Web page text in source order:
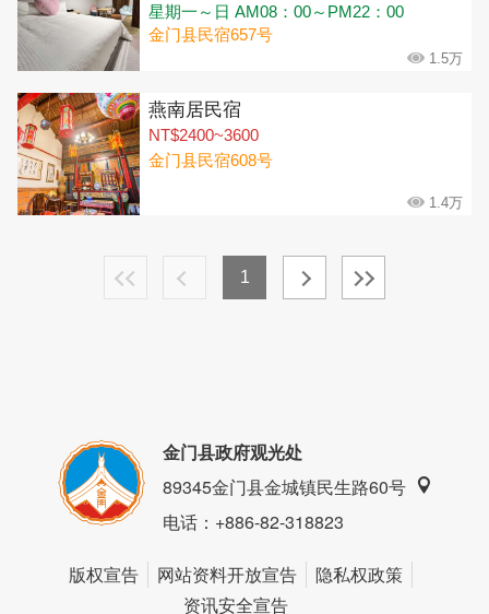
星期一～日 AM08：00～PM22：00
金门县民宿657号
1.5万
燕南居民宿
NT$2400~3600
金门县民宿608号
1.4万
1
金门县政府观光处
89345金门县金城镇民生路60号
电话：+886-82-318823
版权宣告 网站资料开放宣告
隐私权政策
资讯安全宣告